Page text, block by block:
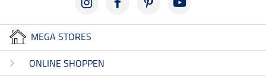
MEGA STORES
ONLINE SHOPPEN